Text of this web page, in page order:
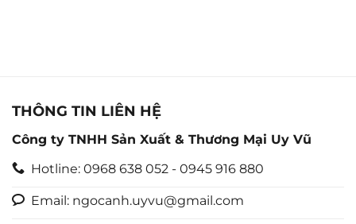
THÔNG TIN LIÊN HỆ
Công ty TNHH Sản Xuất & Thương Mại Uy Vũ
Hotline: 0968 638 052 - 0945 916 880
Email: ngocanh.uyvu@gmail.com